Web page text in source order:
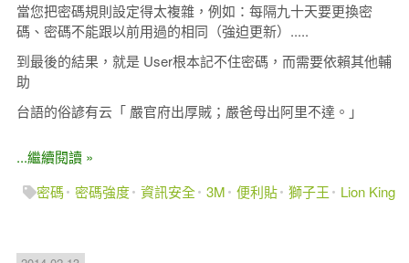
當您把密碼規則設定得太複雜，例如：每隔九十天要更換密
碼、密碼不能跟以前用過的相同（強迫更新）.....
到最後的結果，就是 User根本記不住密碼，而需要依賴其他輔
助
台語的俗諺有云「 嚴官府出厚賊；嚴爸母出阿里不達。」
...繼續閱讀 »
密碼 密碼強度 資訊安全 3M 便利貼 獅子王 Lion King